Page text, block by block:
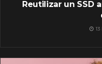
Reutilizar un SSD